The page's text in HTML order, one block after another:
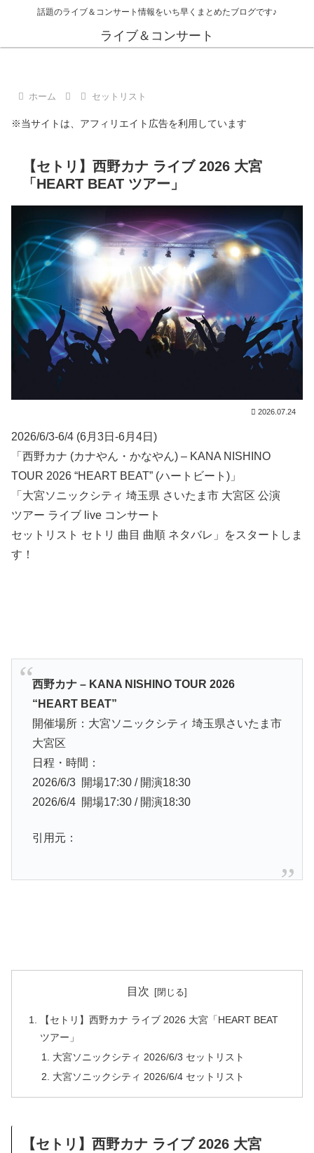
話題のライブ＆コンサート情報をいち早くまとめたブログです♪
ライブ＆コンサート
ホーム セットリスト
※当サイトは、アフィリエイト広告を利用しています
【セトリ】西野カナ ライブ 2026 大宮
「HEART BEAT ツアー」
2026.07.24
2026/6/3-6/4 (6月3日-6月4日)
「西野カナ (カナやん・かなやん) – KANA NISHINO
TOUR 2026 “HEART BEAT” (ハートビート)」
「大宮ソニックシティ 埼玉県 さいたま市 大宮区 公演
ツアー ライブ live コンサート
セットリスト セトリ 曲目 曲順 ネタバレ」をスタートしま
す！
西野カナ – KANA NISHINO TOUR 2026
“HEART BEAT”
開催場所：大宮ソニックシティ 埼玉県さいたま市
大宮区
日程・時間：
2026/6/3 開場17:30 / 開演18:30
2026/6/4 開場17:30 / 開演18:30
引用元：
目次
【セトリ】西野カナ ライブ 2026 大宮「HEART BEAT
ツアー」
大宮ソニックシティ 2026/6/3 セットリスト
大宮ソニックシティ 2026/6/4 セットリスト
【セトリ】西野カナ ライブ 2026 大宮